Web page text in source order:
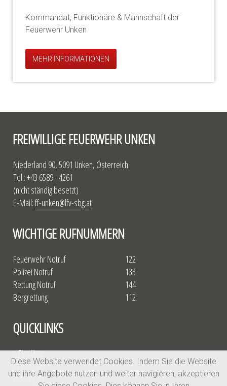
Kommandat, Funktionäre & Mannschaft der
Feuerwehr Unken
MEHR INFORMATIONEN
FREIWILLIGE FEUERWEHR UNKEN
Niederland 90, 5091 Unken, Österreich
Tel.: +43 6589 - 4261
(nicht ständig besetzt)
E-Mail:ff-unken@lfv-sbg.at
WICHTIGE RUFNUMMERN
Feuerwehr Notruf
Polizei Notruf
Rettung Notruf
Bergrettung
122
133
144
112
QUICKLINKS
» Einsätze
» Aktuelles
» Übungen
Diese Website verwendet Cookies. Indem Sie die Website
und ihre Angebote nutzen und weiter navigieren, akzeptieren